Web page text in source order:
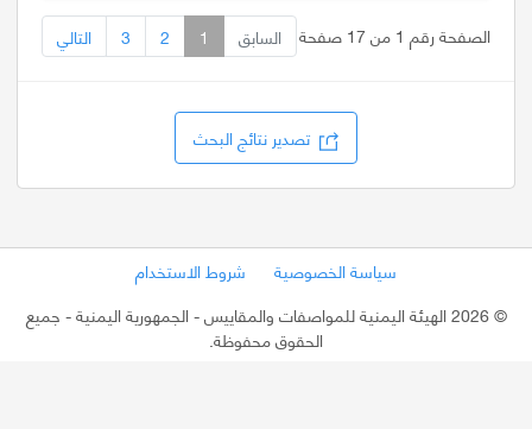
الصفحة رقم 1 من 17 صفحة السابق 1
2
3 التالي
تصدير نتائج البحث
سياسة الخصوصية
شروط الاستخدام
©2026 الهيئة اليمنية للمواصفات والمقاييس - الجمهورية اليمنية
- جميع
الحقوق محفوظة.